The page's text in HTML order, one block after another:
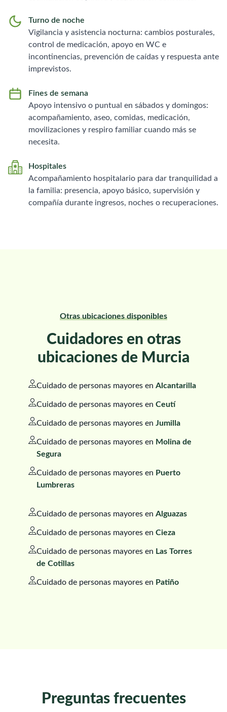
Turno de noche
Vigilancia y asistencia nocturna: cambios posturales,
control de medicación, apoyo en WC e
incontinencias, prevención de caídas y respuesta ante
imprevistos.
Fines de semana
Apoyo intensivo o puntual en sábados y domingos:
acompañamiento, aseo, comidas, medicación,
movilizaciones y respiro familiar cuando más se
necesita.
Hospitales
Acompañamiento hospitalario para dar tranquilidad a
la familia: presencia, apoyo básico, supervisión y
compañía durante ingresos, noches o recuperaciones.
Otras ubicaciones disponibles
Cuidadores en otras
ubicaciones de Murcia
Cuidado de personas mayores en Alcantarilla
Cuidado de personas mayores en Ceutí
Cuidado de personas mayores en Jumilla
Cuidado de personas mayores en Molina de
Segura
Cuidado de personas mayores en Puerto
Lumbreras
Cuidado de personas mayores en Alguazas
Cuidado de personas mayores en Cieza
Cuidado de personas mayores en Las Torres
de Cotillas
Cuidado de personas mayores en Patiño
Preguntas frecuentes